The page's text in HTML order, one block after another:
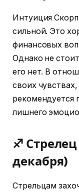
Интуиция
сильной. Это
финансовых
Однако не
его нет. В
своих
рекомендуется
лишнего
♐
декабря)
Стрельцам